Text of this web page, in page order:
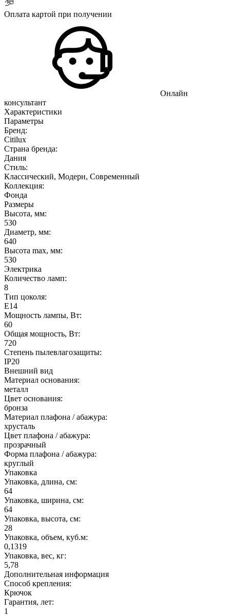
Оплата картой при получении
Онлайн
консультант
Характеристики
Параметры
Бренд:
Citilux
Страна бренда:
Дания
Стиль:
Классический, Модерн, Современный
Коллекция:
Фонда
Размеры
Высота, мм:
530
Диаметр, мм:
640
Высота max, мм:
530
Электрика
Количество ламп:
8
Тип цоколя:
E14
Мощность лампы, Вт:
60
Общая мощность, Вт:
720
Степень пылевлагозащиты:
IP20
Внешний вид
Материал основания:
металл
Цвет основания:
бронза
Материал плафона / абажура:
хрусталь
Цвет плафона / абажура:
прозрачный
Форма плафона / абажура:
круглый
Упаковка
Упаковка, длина, см:
64
Упаковка, ширина, см:
64
Упаковка, высота, см:
28
Упаковка, объем, куб.м:
0,1319
Упаковка, вес, кг:
5,78
Дополнительная информация
Способ крепления:
Крючок
Гарантия, лет:
1